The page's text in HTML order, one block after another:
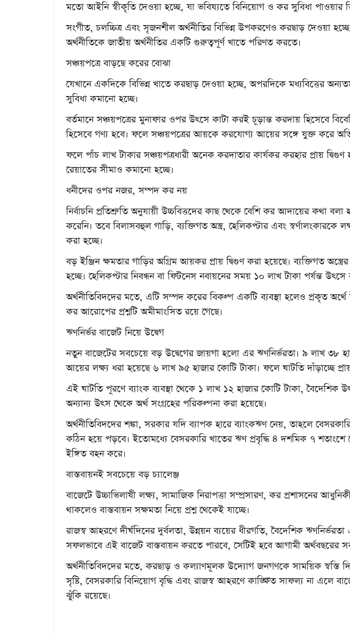
মতো আইনি স্বীকৃতি দেওয়া হচ্ছে, যা ভবিষ্যতে বিনিয়োগ ও কর সুবিধা পাওয়ার
সংগীত, চলচ্চিত্র এবং সৃজনশীল অর্থনীতির বিভিন্ন উপকরণেও করছাড় দেওয়া
অর্থনীতিকে জাতীয় অর্থনীতির একটি গুরুত্বপূর্ণ খাতে পরিণত করতে।
সঞ্চয়পত্রে বাড়ছে করের বোঝা
যেখানে একদিকে বিভিন্ন খাতে করছাড় দেওয়া হচ্ছে, অপরদিকে মধ্যবিত্তের
সুবিধা কমানো হচ্ছে।
বর্তমানে সঞ্চয়পত্রের মুনাফার ওপর উৎসে কাটা করই চূড়ান্ত করদায় হিসেবে
হিসেবে গণ্য হবে। ফলে সঞ্চয়পত্রের আয়কে করযোগ্য আয়ের সঙ্গে যুক্ত করে
ফলে পাঁচ লাখ টাকার সঞ্চয়পত্রধারী অনেক করদাতার কার্যকর করহার প্রায়
রেয়াতের সীমাও কমানো হচ্ছে।
ধনীদের ওপর নজর, সম্পদ কর নয়
নির্বাচনি প্রতিশ্রুতি অনুযায়ী উচ্চবিত্তদের কাছ থেকে বেশি কর আদায়ের কথা
করেনি। তবে বিলাসবহুল গাড়ি, ব্যক্তিগত অস্ত্র, হেলিকপ্টার এবং
করা হচ্ছে।
বড় ইঞ্জিন ক্ষমতার গাড়ির অগ্রিম আয়কর প্রায় দ্বিগুণ করা হয়েছে। ব্যক্তিগত
হচ্ছে। হেলিকপ্টার নিবন্ধন বা ফিটনেস নবায়নের সময় ১০ লাখ টাকা পর্যন্ত
অর্থনীতিবিদদের মতে, এটি সম্পদ করের বিকল্প একটি ব্যবস্থা হলেও প্রকৃত
কর আরোপের প্রশ্নটি অমীমাংসিত রয়ে গেছে।
ঋণনির্ভর বাজেট নিয়ে উদ্বেগ
নতুন বাজেটের সবচেয়ে বড় উদ্বেগের জায়গা হলো এর ঋণনির্ভরতা। ৯ লাখ ৩৮
আয়ের লক্ষ্য ধরা হয়েছে ৬ লাখ ৯৫ হাজার কোটি টাকা। ফলে ঘাটতি দাঁড়াচ্ছে
এই ঘাটতি পূরণে ব্যাংক ব্যবস্থা থেকে ১ লাখ ১২ হাজার কোটি টাকা,
অন্যান্য উৎস থেকে অর্থ সংগ্রহের পরিকল্পনা করা হয়েছে।
অর্থনীতিবিদদের শঙ্কা, সরকার যদি ব্যাপক হারে ব্যাংকঋণ নেয়, তাহলে
কঠিন হয়ে পড়বে। ইতোমধ্যে বেসরকারি খাতের ঋণ প্রবৃদ্ধি ৪ দশমিক ৭ শতাংশে
ইঙ্গিত বহন করে।
বাস্তবায়নই সবচেয়ে বড় চ্যালেঞ্জ
বাজেটে উচ্চাভিলাষী লক্ষ্য, সামাজিক নিরাপত্তা সম্প্রসারণ, কর প্রশাসনের
থাকলেও বাস্তবায়ন সক্ষমতা নিয়ে প্রশ্ন থেকেই যাচ্ছে।
রাজস্ব আহরণে দীর্ঘদিনের দুর্বলতা, উন্নয়ন ব্যয়ের ধীরগতি, বৈদেশিক
সফলভাবে এই বাজেট বাস্তবায়ন করতে পারবে, সেটিই হবে আগামী অর্থবছরের
অর্থনীতিবিদদের মতে, করছাড় ও কল্যাণমূলক উদ্যোগ জনগণকে সাময়িক স্বস্তি
সৃষ্টি, বেসরকারি বিনিয়োগ বৃদ্ধি এবং রাজস্ব আহরণে কাঙ্ক্ষিত সাফল্য না এলে
ঝুঁকি রয়েছে।